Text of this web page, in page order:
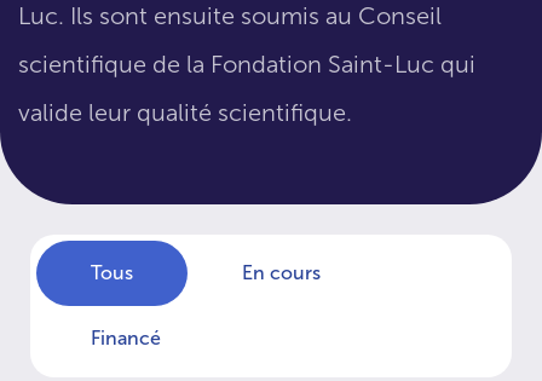
Luc. Ils sont ensuite soumis au Conseil
scientifique de la Fondation Saint-Luc qui
valide leur qualité scientifique.
Tous En cours
Financé